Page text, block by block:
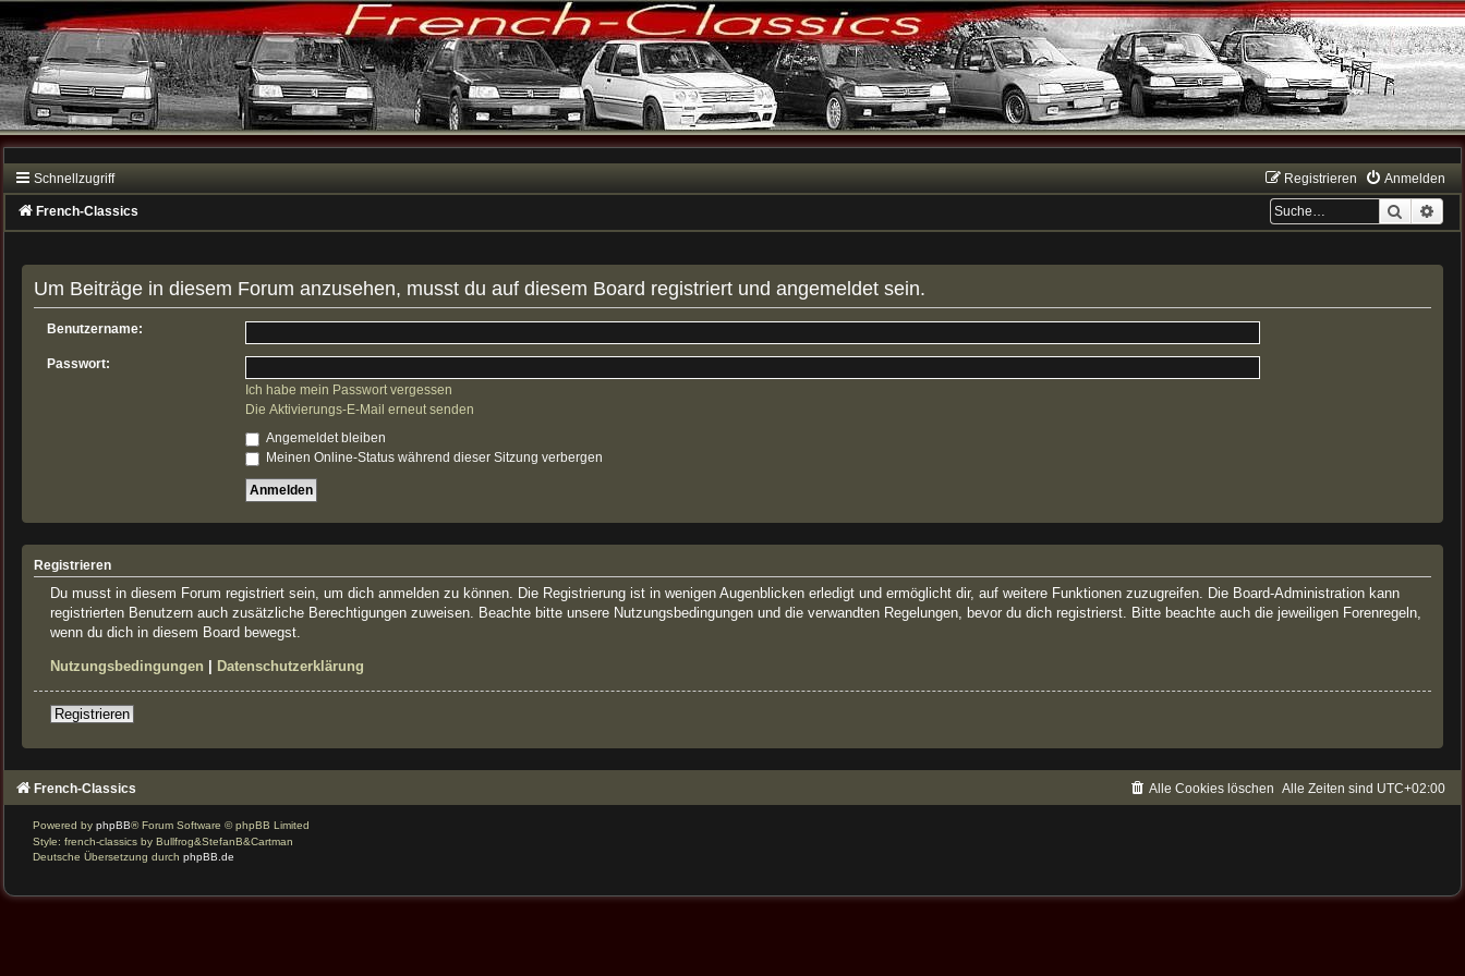
Schnellzugriff Anmelden
Registrieren
Suche
French-Classics
Um Beiträge in diesem Forum anzusehen, musst du auf diesem Board registriert und angemeldet sein.
Benutzername:
Passwort:
Ich habe mein Passwort vergessen
Die Aktivierungs-E-Mail erneut senden
Angemeldet bleiben
Meinen Online-Status während dieser Sitzung verbergen
Registrieren
Du musst in diesem Forum registriert sein, um dich anmelden zu können. Die Registrierung ist in wenigen Augenblicken erledigt und ermöglicht dir, auf weitere Funktionen zuzugreifen. Die Board-Administration kann
registrierten Benutzern auch zusätzliche Berechtigungen zuweisen. Beachte bitte unsere Nutzungsbedingungen und die verwandten Regelungen, bevor du dich registrierst. Bitte beachte auch die jeweiligen Forenregeln,
wenn du dich in diesem Board bewegst.
Nutzungsbedingungen Datenschutzerklärung
Registrieren
French-Classics Alle Zeiten sind UTC+02:00
Alle Cookies löschen
Powered byphpBB® Forum Software © phpBB Limited
Style: french-classics by Bullfrog&StefanB&Cartman
Deutsche Übersetzung durchphpBB.de